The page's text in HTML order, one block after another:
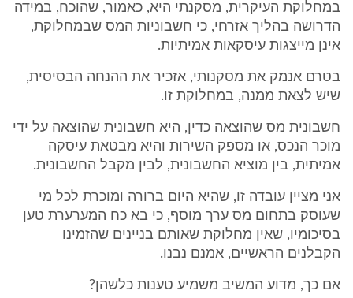
במחלוקת העיקרית, מסקנתי היא, כאמור, שהוכח, במידה
הדרושה בהליך אזרחי, כי חשבוניות המס שבמחלוקת,
אינן מייצגות עיסקאות אמיתיות.
בטרם אנמק את מסקנותי, אזכיר את ההנחה הבסיסית,
שיש לצאת ממנה, במחלוקת זו.
חשבונית מס שהוצאה כדין, היא חשבונית שהוצאה על ידי
מוכר הנכס, או מספק השירות והיא מבטאת עיסקה
אמיתית, בין מוציא החשבונית, לבין מקבל החשבונית.
אני מציין עובדה זו, שהיא היום ברורה ומוכרת לכל מי
שעוסק בתחום מס ערך מוסף, כי בא כח המערערת טען
בסיכומיו, שאין מחלוקת שאותם בניינים שהזמינו
הקבלנים הראשיים, אמנם נבנו.
אם כך, מדוע המשיב משמיע טענות כלשהן?